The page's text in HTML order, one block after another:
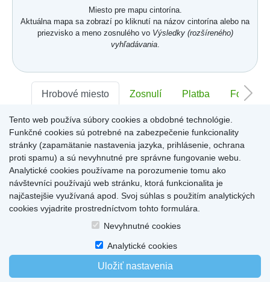
Miesto pre mapu cintorína.
Aktuálna mapa sa zobrazí po kliknutí na názov cintorína alebo na
priezvisko a meno zosnulého vo Výsledky (rozšíreného)
vyhľadávania.
Hrobové miesto Zosnulí Platba Foto
Sektor:- Rad:- Číslo:-
Miesto pre informácie o hrobovom mieste
Produkty a služby |Citáty|O cintorínoch|
Tento web používa súbory cookies a obdobné technológie.
Funkčné cookies sú potrebné na zabezpečenie funkcionality
stránky (zapamätanie nastavenia jazyka, prihlásenie, ochrana
proti spamu) a sú nevyhnutné pre správne fungovanie webu.
Analytické cookies používame na porozumenie tomu ako
návštevníci používajú web stránku, ktorá funkcionalita je
najčastejšie využívaná apod. Svoj súhlas s použitím analytických
cookies vyjadrite prostredníctvom tohto formulára.
Nevyhnutné cookies
Analytické cookies
Uložiť nastavenia